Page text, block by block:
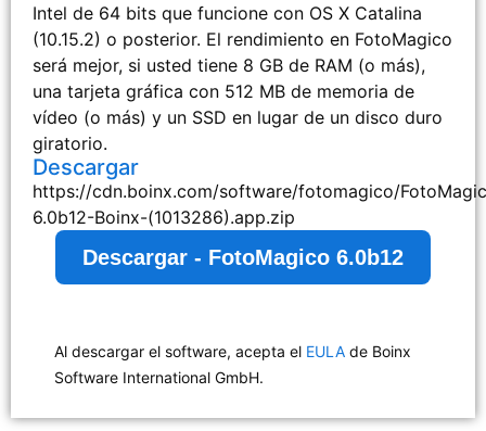
Intel de 64 bits que funcione con OS X Catalina
(10.15.2) o posterior. El rendimiento en FotoMagico
será mejor, si usted tiene 8 GB de RAM (o más),
una tarjeta gráfica con 512 MB de memoria de
vídeo (o más) y un SSD en lugar de un disco duro
giratorio.
Descargar
https://cdn.boinx.com/software/fotomagico/
6.0b12-Boinx-(1013286).app.zip
Descargar - FotoMagico 6.0b12
Al descargar el software, acepta el EULA de Boinx
Software International GmbH.